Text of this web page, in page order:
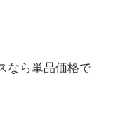
なら単品価格で